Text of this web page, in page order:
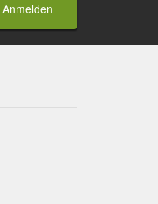
Anmelden